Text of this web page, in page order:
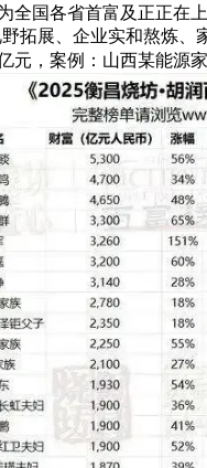
国各省首富及正正在
拓展、企业实和熬炼
，案例：山西某能源